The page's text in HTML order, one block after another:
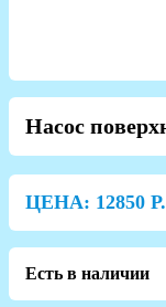
Насос
ЦЕНА: 12850 Р.
Есть в наличии